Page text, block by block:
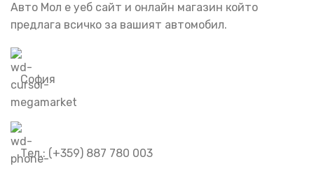
Авто Мол е уеб сайт и онлайн магазин който
предлага всичко за вашият автомобил.
София
Тел.: (+359) 887 780 003